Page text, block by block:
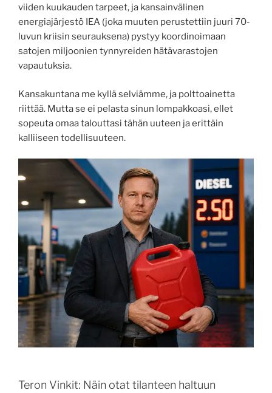
viiden kuukauden tarpeet, ja kansainvälinen
energiajärjestö IEA (joka muuten perustettiin juuri 70-
luvun kriisin seurauksena) pystyy koordinoimaan
satojen miljoonien tynnyreiden hätävarastojen
vapautuksia.
Kansakuntana me kyllä selviämme, ja polttoainetta
riittää. Mutta se ei pelasta sinun lompakkoasi, ellet
sopeuta omaa talouttasi tähän uuteen ja erittäin
kalliiseen todellisuuteen.
Teron Vinkit: Näin otat tilanteen haltuun